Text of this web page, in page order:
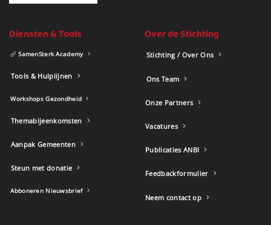
Diensten & Tools
SamenSterk Academy
Tools & Hulplijnen
Workshops Gezondheid
Themabijeenkomsten
Aanpak Gemeenten
Steun met donatie
Abboneren Nieuwsbrief
Over de Stichting
Stichting / Over Ons
Ons Team
Onze Partners
Vacatures
Publicaties ANBI
Feedbackformulier
Neem contact op